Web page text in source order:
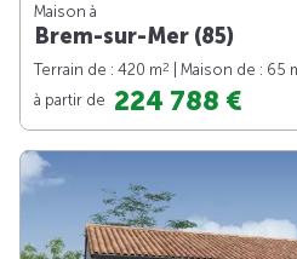
Maison à
Brem-sur-Mer (85)
Terrain de : 420 m2 | Maison de : 65
à partir de 224 788 €